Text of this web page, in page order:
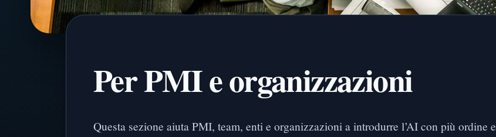
Per PMI e organizzazioni
Questa sezione aiuta PMI, team, enti e organizzazioni a introdurre l’AI con più ordine e